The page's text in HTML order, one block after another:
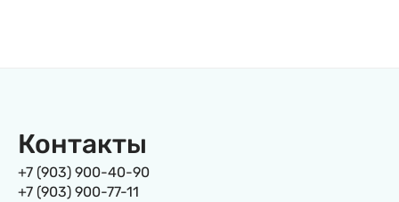
Контакты
+7 (903) 900-40-90
+7 (903) 900-77-11